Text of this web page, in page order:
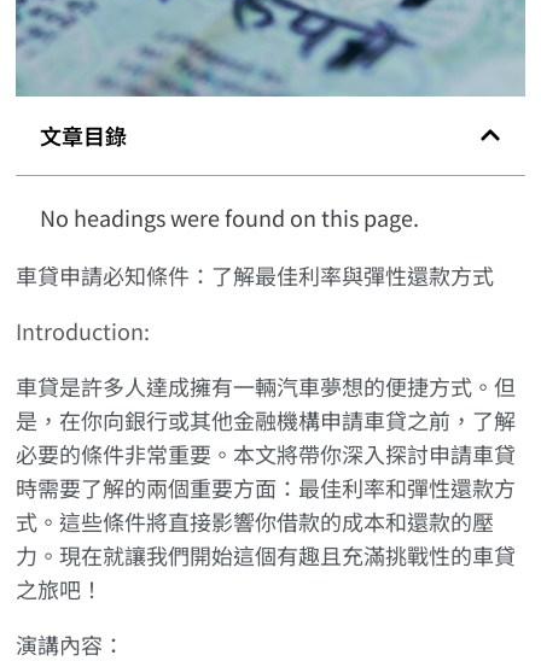
文章目錄
No headings were found on this page.
車貸申請必知條件：了解最佳利率與彈性還款方式
Introduction:
車貸是許多人達成擁有一輛汽車夢想的便捷方式。但
是，在你向銀行或其他金融機構申請車貸之前，了解
必要的條件非常重要。本文將帶你深入探討申請車貸
時需要了解的兩個重要方面：最佳利率和彈性還款方
式。這些條件將直接影響你借款的成本和還款的壓
力。現在就讓我們開始這個有趣且充滿挑戰性的車貸
之旅吧！
演講內容：